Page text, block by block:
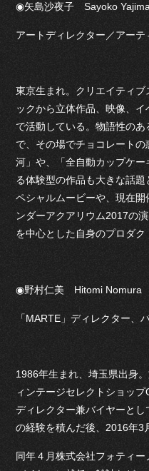
◉矢島沙夜子 Sayoko
アートディレクター／アー
東京生まれ。クリエイティ
ックから立体作品、映像、
で活動している。物語性の
で、その場でチョコレート
河」や、「全自動カップケ
る体験型の作品も大きな話
ペシャルムービーや、現在
ンダーアクアリウム2017の
を中心とした自身のプロダク
◉野村仁美 Hitomi Nomura
「MARTE」ディレクター、
1986年生まれ、埼玉県出身
ィンテージセレクトショッ
ディレクター兼バイヤーと
の経験を積んだ後、2016年3
同年４月株式会社フォティ